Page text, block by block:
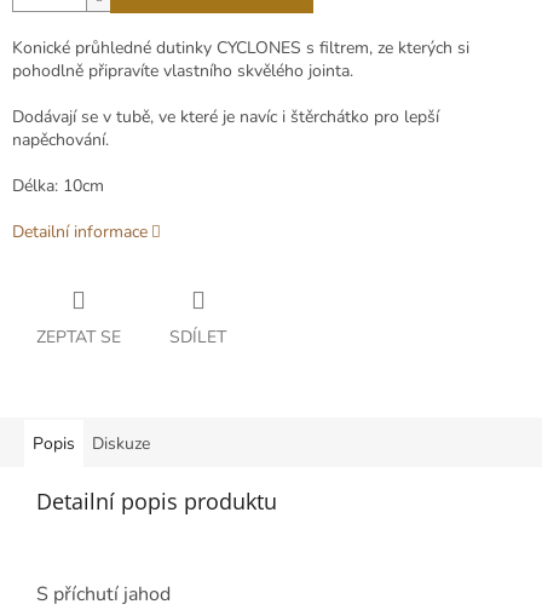
Konické průhledné dutinky CYCLONES s filtrem, ze kterých si
pohodlně připravíte vlastního skvělého jointa.
Dodávají se v tubě, ve které je navíc i štěrchátko pro lepší
napěchování.
Délka: 10cm
Detailní informace
ZEPTAT SE SDÍLET
Popis Diskuze
Detailní popis produktu
S příchutí jahod